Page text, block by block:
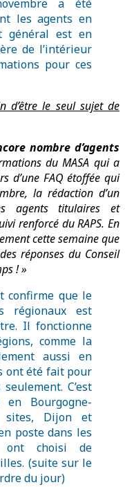
a été
les agents en
général est en
de l’intérieur
pour ces
d’être le seul sujet de
nombre d’agents
du MASA qui a
d’une FAQ étoffée qui
la rédaction d’un
agents titulaires et
renforcé du RAPS. En
cette semaine que
réponses du Conseil
! »
confirme que le
régionaux est
Il fonctionne
comme la
aussi en
ont été fait pour
C’est
Bourgogne-
sites, Dijon et
poste dans les
ont choisi de
(suite sur le
du jour)